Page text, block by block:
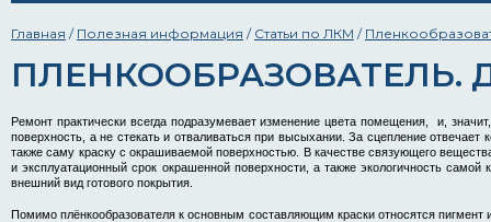
Главная / Полезная информация / Статьи по ЛКМ /
ПЛЕНКООБРАЗОВАТЕЛЬ.
Ремонт практически всегда подразумевает изменение цвета помещения, и,
поверхность, а не стекать и отваливаться при высыхании. За сцепление
также саму краску с окрашиваемой поверхностью. В качестве связующего
и эксплуатационный срок окрашенной поверхности, а также экологичность
внешний вид готового покрытия.
Помимо плёнкообразователя к основным составляющим краски относятся пигмент